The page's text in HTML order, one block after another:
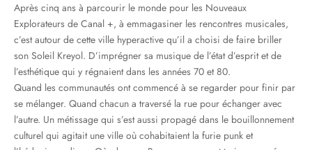
Après cinq ans à parcourir le monde pour les Nouveaux
Explorateurs de Canal +, à emmagasiner les rencontres musicales,
c’est autour de cette ville hyperactive qu’il a choisi de faire briller
son Soleil Kreyol. D’imprégner sa musique de l’état d’esprit et de
l’esthétique qui y régnaient dans les années 70 et 80.
Quand les communautés ont commencé à se regarder pour finir par
se mélanger. Quand chacun a traversé la rue pour échanger avec
l’autre. Un métissage qui s’est aussi propagé dans le bouillonnement
culturel qui agitait une ville où cohabitaient la furie punk et